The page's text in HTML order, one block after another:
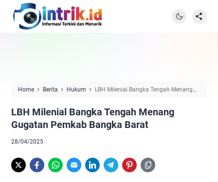
Home Berita Hukum
LBH Milenial Bangka Tengah Menang
LBH Milenial Bangka Tengah Menang
Gugatan Pemkab Bangka Barat
28/04/2025